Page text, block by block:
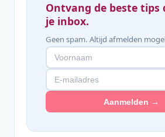
Ontvang de beste tips
je inbox.
Geen spam. Altijd afmelden
Aanmelden →